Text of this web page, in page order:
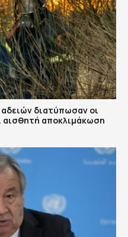
διατύπωσαν οι
αισθητή αποκλιμάκωση